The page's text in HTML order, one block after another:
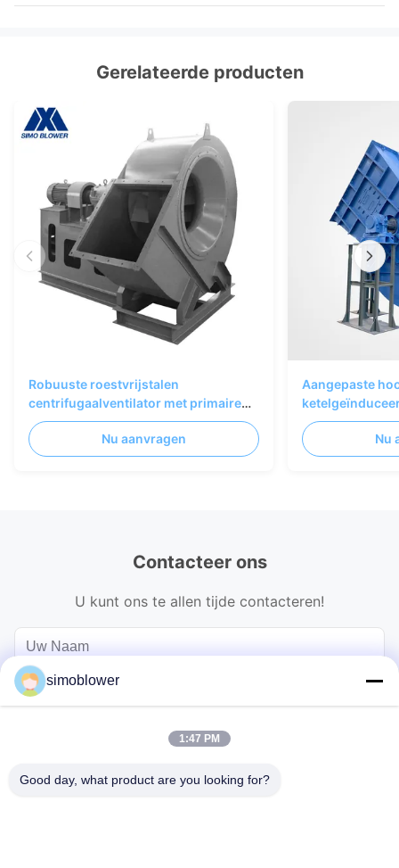
Gerelateerde producten
Robuuste roestvrijstalen
centrifugaalventilator met primaire
lucht voor industriële ketelsystemen
Nu aanvragen
Aangepaste
hittebestendig
Nu
Contacteer ons
U kunt ons te allen tijde contacteren!
simoblower
1:47 PM
Good day, what product are you looking for?